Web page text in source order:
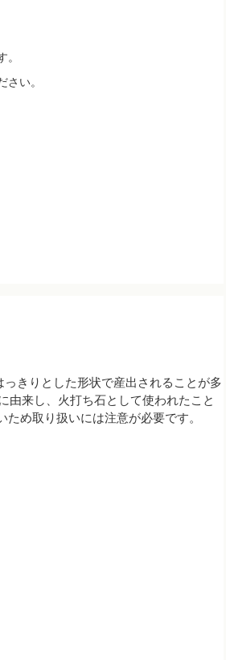
さい。
きりとした形状で産出されることが多
由来し、火打ち石として使われたこと
め取り扱いには注意が必要です。